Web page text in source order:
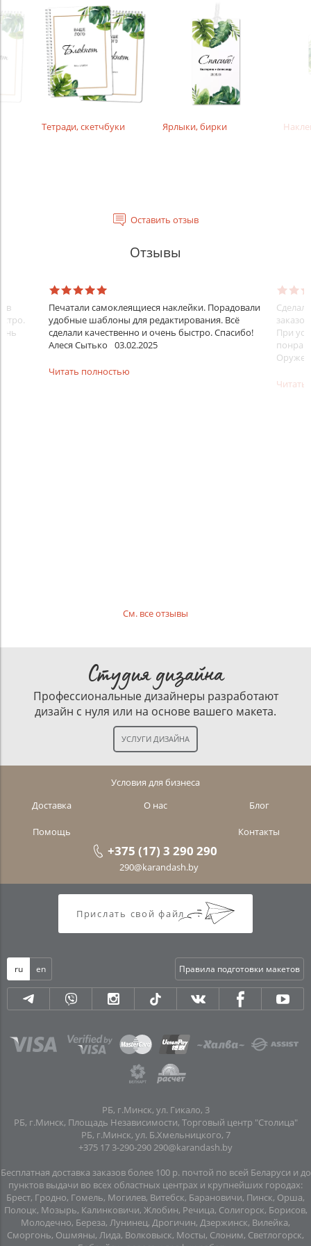
Тетради, скетчбуки Ярлыки, бирки
Оставить отзыв
Отзывы
Печатали самоклеящиеся наклейки. Порадовали
удобные шаблоны для редактирования. Всё
сделали качественно и очень быстро. Спасибо!
Алеся Сытько
03.02.2025
Читать полностью
При
Читать
См. все отзывы
Студия дизайна
Профессиональные дизайнеры разработают
дизайн с нуля или на основе вашего макета.
Условия для бизнеса
Доставка
О нас Блог
Помощь Контакты
+375 (17) 3 290 290
290@karandash.by
Прислать свой файл
ru en Правила подготовки макетов
РБ, г.Минск, ул. Гикало, 3
РБ, г.Минск, Площадь Независимости, Торговый центр "Столица"
РБ, г.Минск, ул. Б.Хмельницкого, 7
+375 17 3-290-290 290@karandash.by
Бесплатная доставка заказов более 100 р. почтой по всей Беларуси и до
пунктов выдачи во всех областных центрах и крупнейших городах:
Брест, Гродно, Гомель, Могилев, Витебск, Барановичи, Пинск, Орша,
Полоцк, Мозырь, Калинковичи, Жлобин, Речица, Солигорск, Борисов,
Молодечно, Береза, Лунинец, Дрогичин, Дзержинск, Вилейка,
Сморгонь, Ошмяны, Лида, Волковыск, Мосты, Слоним, Светлогорск,